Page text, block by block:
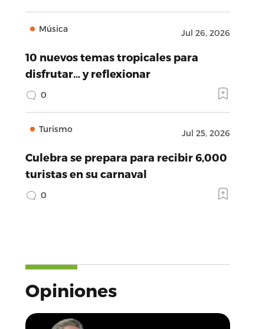
Música Jul 26, 2026
10 nuevos temas tropicales para
disfrutar… y reflexionar
0
Turismo Jul 25, 2026
Culebra se prepara para recibir 6,000
turistas en su carnaval
0
Opiniones